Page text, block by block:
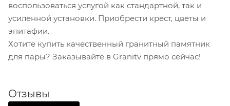
воспользоваться услугой как стандартной, так и
усиленной установки. Приобрести крест, цветы и
эпитафии.
Хотите купить качественный гранитный памятник
для пары? Заказывайте в Granitv прямо сейчас!
Отзывы